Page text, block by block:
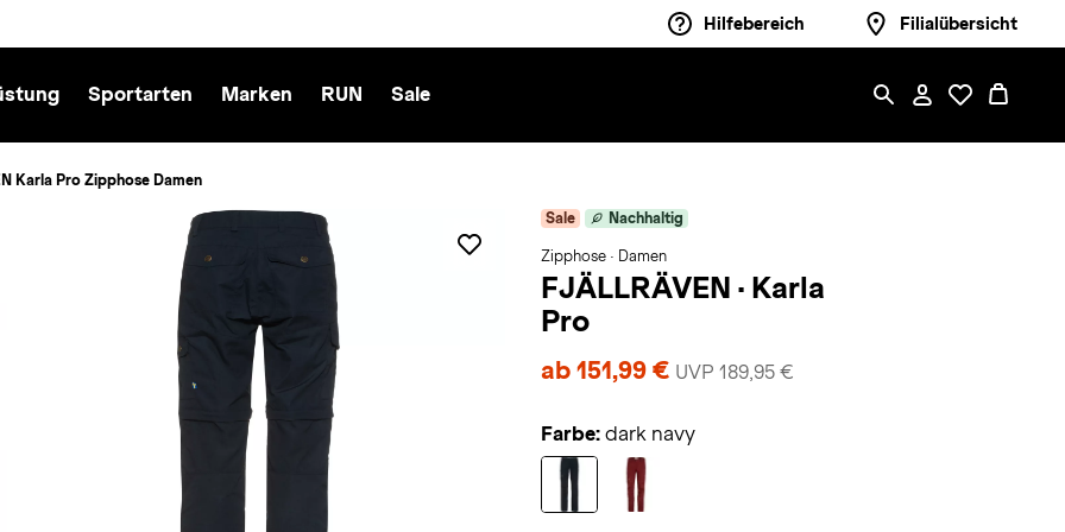
Hilfebereich Filialübersicht
Sportarten Marken RUN Sale
Karla Pro Zipphose Damen
Sale Nachhaltig
Zipphose · Damen
FJÄLLRÄVEN · Karla
Pro
ab 151,99 € UVP 189,95 €
Farbe: dark navy